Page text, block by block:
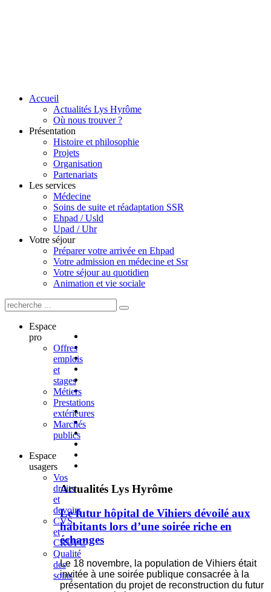
Accueil
Actualités Lys Hyrôme
Où nous trouver ?
Présentation
Histoire et philosophie
Projets
Organisation
Partenariats
Les services
Médecine
Soins de suite et réadaptation SSR
Ehpad / Usld
Upad / Uhr
Votre séjour
Préparer votre arrivée en Ehpad
Votre admission en médecine et Ssr
Votre séjour au quotidien
Animation et vie sociale
ActualitésLys Hyrôme
Le futur hôpital de Vihiers dévoilé aux
habitants lors d’une soirée riche en
échanges
Le 18 novembre, la population de Vihiers était
invitée à une soirée publique consacrée à la
présentation du projet de reconstruction du futur
Espace
pro
Offres
emplois
et
stages
Métiers
Prestations
extérieures
Marchés
publics
Espace
usagers
Vos
droits
et
devoirs
CVS
et
CRUPC
Qualité
des
soins